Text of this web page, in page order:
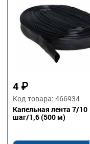
4 ₽
Код товара: 466934
Капельная лента 7/10
шаг/1,6 (500 м)